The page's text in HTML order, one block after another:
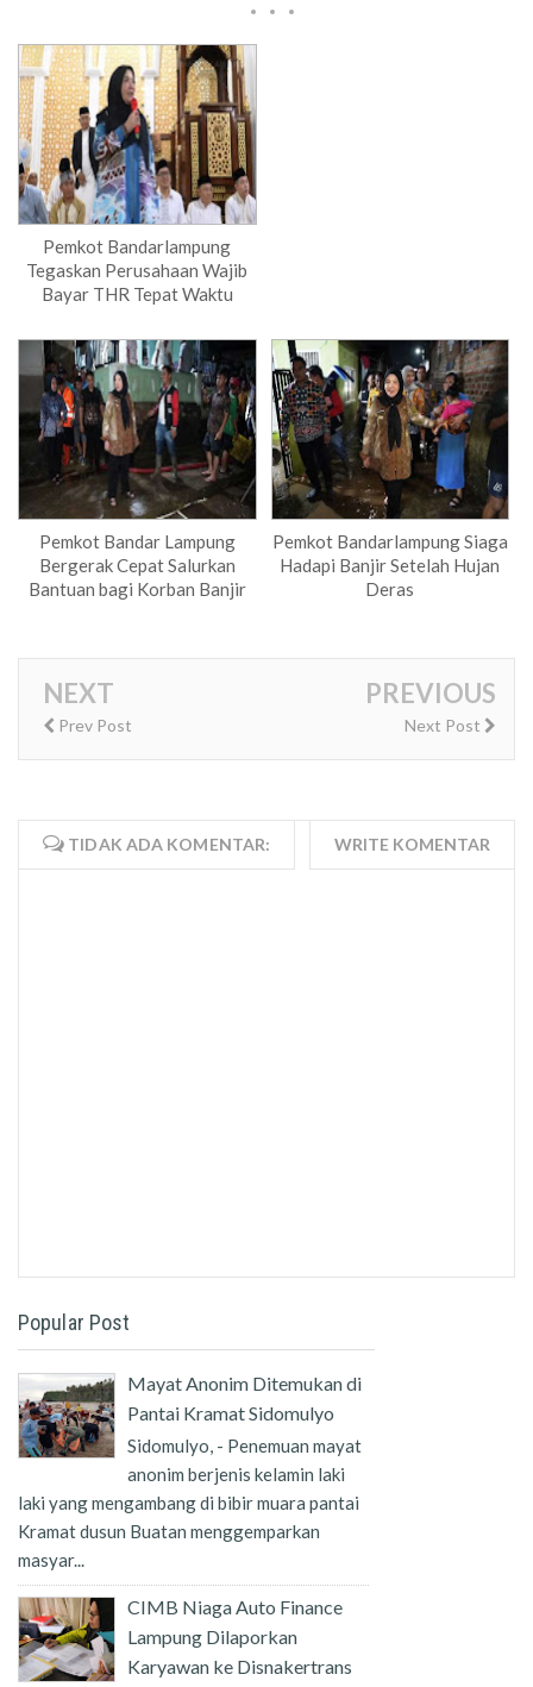
Pemkot Bandarlampung
Tegaskan Perusahaan Wajib
Bayar THR Tepat Waktu
Pemkot Bandar Lampung
Bergerak Cepat Salurkan
Bantuan bagi Korban Banjir
Pemkot Bandarlampung Siaga
Hadapi Banjir Setelah Hujan
Deras
NEXT
Prev Post
PREVIOUS
Next Post
TIDAK ADA KOMENTAR: WRITE KOMENTAR
Popular Post
Mayat Anonim Ditemukan di
Pantai Kramat Sidomulyo
Sidomulyo, - Penemuan mayat
anonim berjenis kelamin laki
laki yang mengambang di bibir muara pantai
Kramat dusun Buatan menggemparkan
masyar...
CIMB Niaga Auto Finance
Lampung Dilaporkan
Karyawan ke Disnakertrans